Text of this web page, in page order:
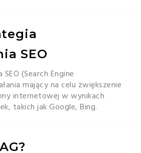
SEO
(Search Engine
mający na celu zwiększenie
internetowej w wynikach
takich jak Google, Bing.